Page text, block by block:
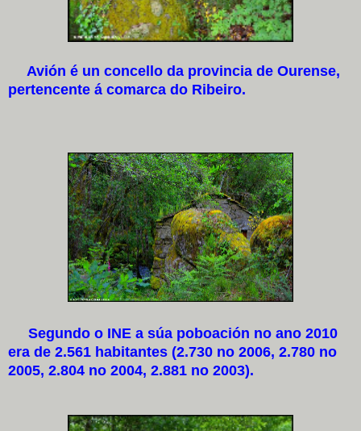
Avión é un concello da provincia de Ourense,
pertencente á comarca do Ribeiro.
Segundo o INE a súa poboación no ano 2010
era de 2.561 habitantes (2.730 no 2006, 2.780 no
2005, 2.804 no 2004, 2.881 no 2003).